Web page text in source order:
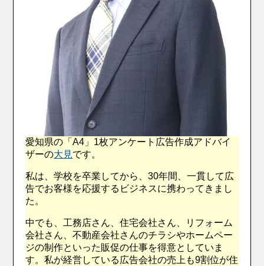
愛知県の「A4」1枚アンケート広告作成アドバイ
ザーの大見です。
私は、学校を卒業してから、30年間、一貫して広
告でお客様を応援するビジネスに携わってきまし
た。
中でも、工務店さん、住宅会社さん、リフォーム
会社さん、不動産会社さんのチラシやホームペー
ジの制作といった販促の仕事を得意としていま
す。私が経営している広告会社の売上も9割位が住